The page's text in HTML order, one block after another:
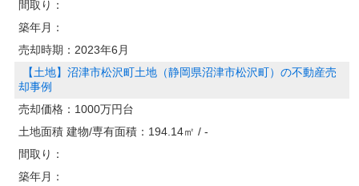
間取り：
築年月：
売却時期： 2023年6月
【土地】沼津市松沢町土地（静岡県沼津市松沢町）の不動産売
却事例
売却価格： 1000万円台
土地面積 建物/専有面積： 194.14㎡ / -
間取り：
築年月：